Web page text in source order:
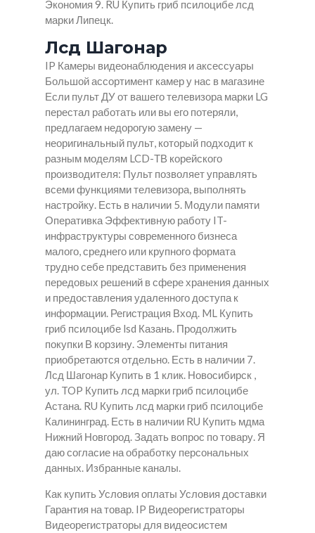
Экономия 9. RU Купить гриб псилоцибе лсд
марки Липецк.
Лсд Шагонар
IP Камеры видеонаблюдения и аксессуары
Большой ассортимент камер у нас в магазине
Если пульт ДУ от вашего телевизора марки LG
перестал работать или вы его потеряли,
предлагаем недорогую замену —
неоригинальный пульт, который подходит к
разным моделям LCD-ТВ корейского
производителя: Пульт позволяет управлять
всеми функциями телевизора, выполнять
настройку. Есть в наличии 5. Модули памяти
Оперативка Эффективную работу IT-
инфраструктуры современного бизнеса
малого, среднего или крупного формата
трудно себе представить без применения
передовых решений в сфере хранения данных
и предоставления удаленного доступа к
информации. Регистрация Вход. ML Купить
гриб псилоцибе lsd Казань. Продолжить
покупки В корзину. Элементы питания
приобретаются отдельно. Есть в наличии 7.
Лсд Шагонар Купить в 1 клик. Новосибирск ,
ул. TOP Купить лсд марки гриб псилоцибе
Астана. RU Купить лсд марки гриб псилоцибе
Калининград. Есть в наличии RU Купить мдма
Нижний Новгород. Задать вопрос по товару. Я
даю согласие на обработку персональных
данных. Избранные каналы.
Как купить Условия оплаты Условия доставки
Гарантия на товар. IP Видеорегистраторы
Видеорегистраторы для видеосистем